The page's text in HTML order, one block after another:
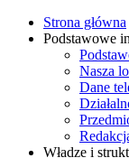
Strona główna
Podstawowe
Nasza
Dane
Władze i